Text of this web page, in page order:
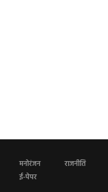
मनोरंजन
राजनीति
ई-पेपर